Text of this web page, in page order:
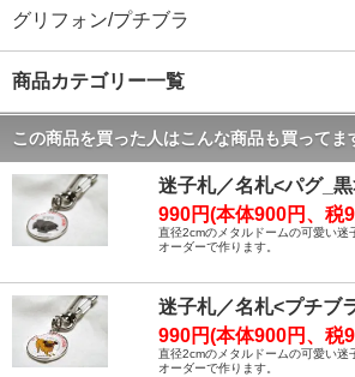
グリフォン/プチブラ
商品カテゴリー一覧
この商品を買った人はこんな商品も買ってま
迷子札／名札<パグ_
990円(本体900円、税
直径2cmのメタルドームの可愛い迷
オーダーで作ります。
迷子札／名札<プチブ
990円(本体900円、税
直径2cmのメタルドームの可愛い迷
オーダーで作ります。